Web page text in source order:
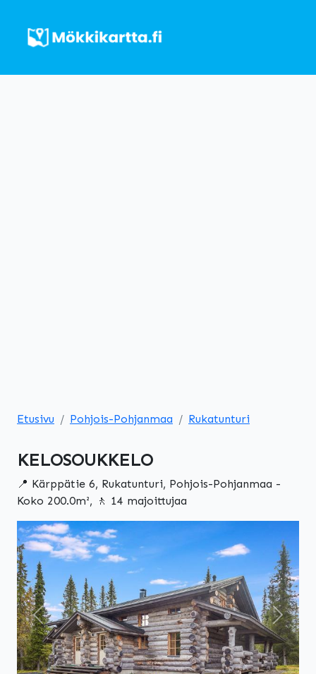
Etusivu Pohjois-Pohjanmaa Rukatunturi
KELOSOUKKELO
📍 Kärppätie 6, Rukatunturi, Pohjois-Pohjanmaa -
Koko 200.0m², 🚶 14 majoittujaa
Edellinen